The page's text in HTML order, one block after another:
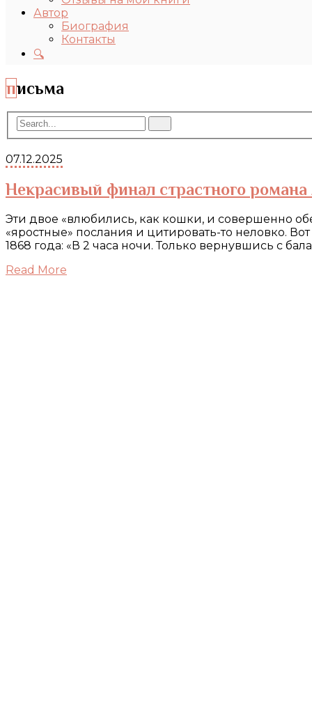
Автор
Биография
Контакты
🔍
письма
07.12.2025
Некрасивый финал страстного
Эти двое «влюбились, как кошки, и совершенно
«яростные» послания и цитировать-то неловко.
1868 года: «В 2 часа ночи. Только вернувшись с
Read More